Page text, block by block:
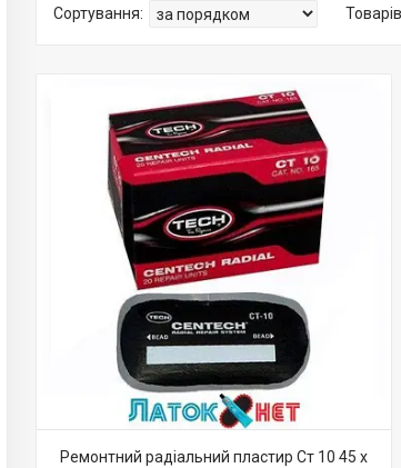
Ремонтний радіальний пластир Ст 10 45 х